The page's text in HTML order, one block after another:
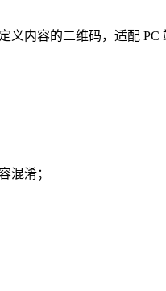
内容的二维码，适配 PC
混淆；